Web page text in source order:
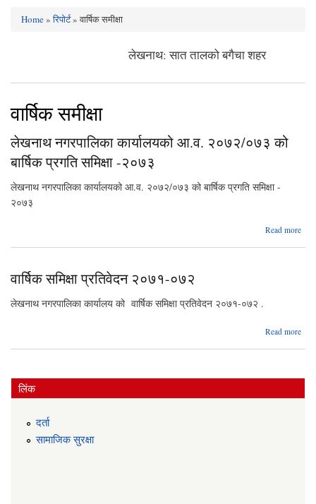
Home»रिपोर्ट» वार्षिक समीक्षा
लेखनाथ: सात तालको बगैचा शहर
वार्षिक समीक्षा
लेखनाथ नगरपालिका कार्यालयको आ.व. २०७२/०७३ को
बार्षिक प्रगति समिक्षा -२०७३
लेखनाथ नगरपालिका कार्यालयको आ.व. २०७२/०७३ को बार्षिक प्रगति समिक्षा -
२०७३
Read more
वार्षिक समिक्षा प्रतिवेदन २०७१-०७२
लेखनाथ नगरपालिका कार्यालय को वार्षिक समिक्षा प्रतिवेदन २०७१-०७२ .
Read more
लिंक
दर्ता
सामाजिक सुरक्षा